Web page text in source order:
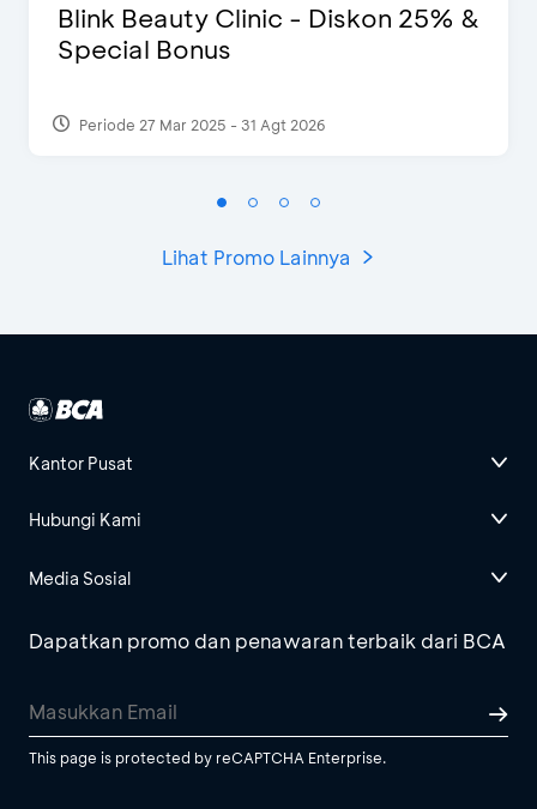
Blink Beauty Clinic - Diskon 25% &
Special Bonus
Periode 27 Mar 2025 - 31 Agt 2026
Lihat Promo Lainnya
Kantor Pusat
Hubungi Kami
Media Sosial
Dapatkan promo dan penawaran terbaik dari BCA
This page is protected by reCAPTCHA Enterprise.